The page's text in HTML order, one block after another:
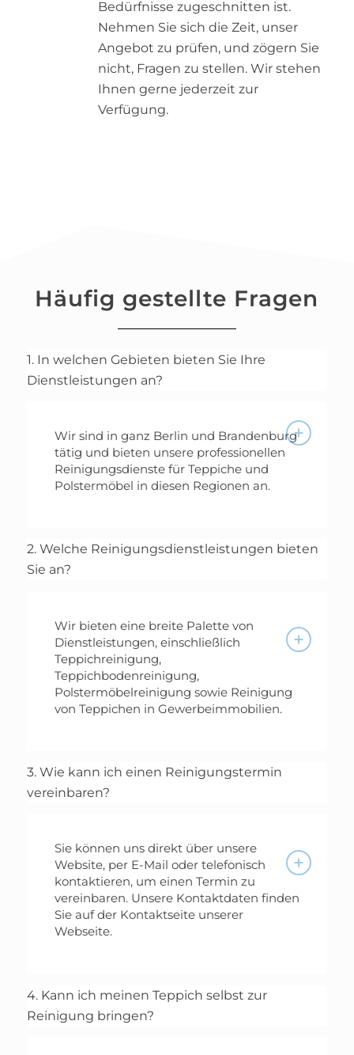
Bedürfnisse zugeschnitten ist.
Nehmen Sie sich die Zeit, unser
Angebot zu prüfen, und zögern Sie
nicht, Fragen zu stellen. Wir stehen
Ihnen gerne jederzeit zur
Verfügung.
Häufig gestellte Fragen
1. In welchen Gebieten bieten Sie Ihre
Dienstleistungen an?
Wir sind in ganz Berlin und Brandenburg
tätig und bieten unsere professionellen
Reinigungsdienste für Teppiche und
Polstermöbel in diesen Regionen an.
2. Welche Reinigungsdienstleistungen bieten
Sie an?
Wir bieten eine breite Palette von
Dienstleistungen, einschließlich
Teppichreinigung,
Teppichbodenreinigung,
Polstermöbelreinigung sowie Reinigung
von Teppichen in Gewerbeimmobilien.
3. Wie kann ich einen Reinigungstermin
vereinbaren?
Sie können uns direkt über unsere
Website, per E-Mail oder telefonisch
kontaktieren, um einen Termin zu
vereinbaren. Unsere Kontaktdaten finden
Sie auf der Kontaktseite unserer
Webseite.
4. Kann ich meinen Teppich selbst zur
Reinigung bringen?